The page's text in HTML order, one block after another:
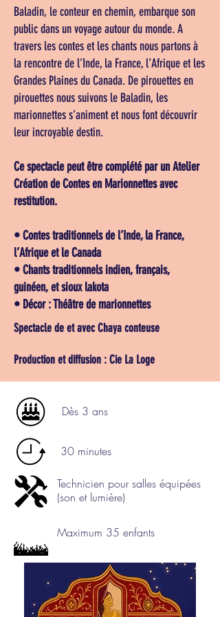
Baladin, le conteur en chemin, embarque son
public dans un voyage autour du monde. A
travers les contes et les chants nous partons à
la rencontre de l’Inde, la France, l’Afrique et les
Grandes Plaines du Canada. De pirouettes en
pirouettes nous suivons le Baladin, les
marionnettes s’animent et nous font découvrir
leur incroyable destin.
Ce spectacle peut être complété par un Atelier
Création de Contes en Marionnettes avec
restitution.
• Contes traditionnels de l’Inde, la France,
l’Afrique et le Canada
• Chants traditionnels indien, français,
guinéen, et sioux lakota
• Décor : Théâtre de marionnettes
Spectacle de et avec Chaya conteuse
Production et diffusion : Cie La Loge
Dès 3 ans
30 minutes
Technicien pour salles équipées
(son et lumière)
Maximum 35 enfants